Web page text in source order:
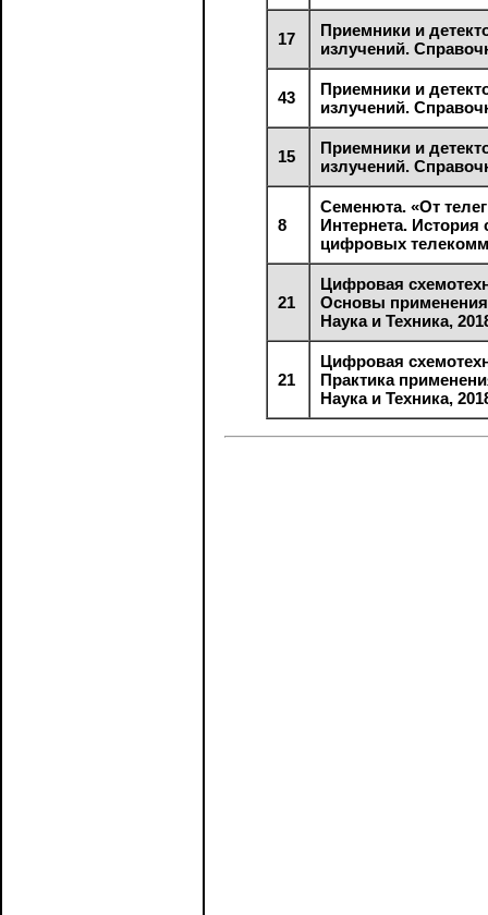
17
Приемники и
излучений.
43
Приемники и
излучений.
15
Приемники и
излучений.
8
Семенюта. «От
Интернета. История
цифровых
21
Цифровая
Основы
Наука и Техника,
21
Цифровая
Практика
Наука и Техника,